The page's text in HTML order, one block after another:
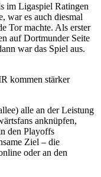
im Ligaspiel Ratingen
war es auch diesmal
Tor machte. Als erster
auf Dortmunder Seite
war das Spiel aus.
kommen stärker
alle an der Leistung
anknüpfen,
den Playoffs
Ziel – die
oder an den